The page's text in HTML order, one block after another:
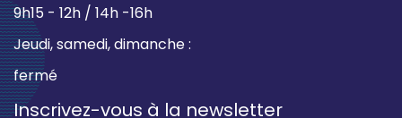
9h15 - 12h / 14h -16h
Jeudi, samedi, dimanche :
fermé
Inscrivez-vous à la newsletter